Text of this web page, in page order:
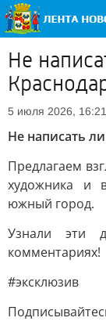
Не
5 июля 2026, 16:21
Не написать
Предлагаем
художника и
южный город.
Узнали эти
комментариях!
#эксклюзив